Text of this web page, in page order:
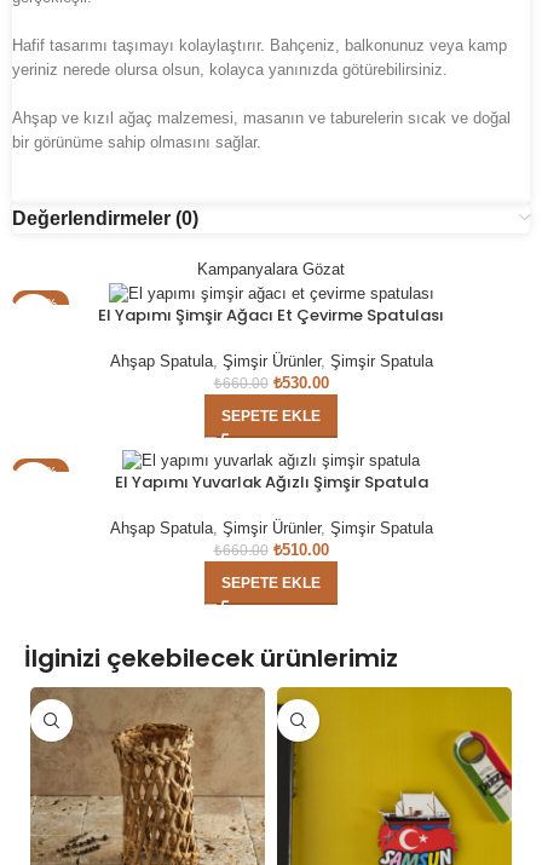
Hafif tasarımı taşımayı kolaylaştırır. Bahçeniz, balkonunuz veya kamp
yeriniz nerede olursa olsun, kolayca yanınızda götürebilirsiniz.
Ahşap ve kızıl ağaç malzemesi, masanın ve taburelerin sıcak ve doğal
bir görünüme sahip olmasını sağlar.
Değerlendirmeler (0)
Kampanyalara Gözat
- 20%
El Yapımı Şimşir Ağacı Et Çevirme Spatulası
Ahşap Spatula, Şimşir Ürünler, Şimşir Spatula
₺660.00 ₺530.00
SEPETE EKLE
- 23%
El Yapımı Yuvarlak Ağızlı Şimşir Spatula
Ahşap Spatula, Şimşir Ürünler, Şimşir Spatula
₺660.00 ₺510.00
SEPETE EKLE
İlginizi çekebilecek ürünlerimiz